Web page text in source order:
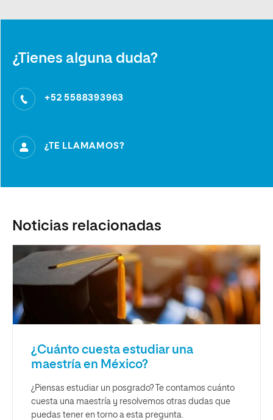
¿Tienes alguna duda?
+52 5588393963
¿TE LLAMAMOS?
Noticias relacionadas
¿Cuánto cuesta estudiar una
maestría en México?
¿Piensas estudiar un posgrado? Te contamos cuánto
cuesta una maestría y resolvemos otras dudas que
puedas tener en torno a esta pregunta.